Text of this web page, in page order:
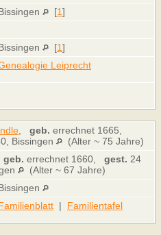
[1]
[1]
Leiprecht
geb. errechnet 1665,
Bissingen (Alter ~ 75 Jahre)
geb. errechnet 1660, gest. 24
(Alter ~ 67 Jahre)
| Familientafel